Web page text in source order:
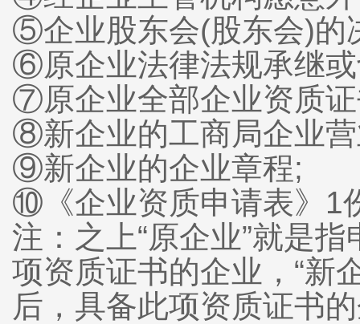
⑤企业股东会(股东会)的
⑥原企业法律法规承继
⑦原企业全部企业资质
⑧新企业的工商局企业
⑨新企业的企业章程;
⑩《企业资质申请表》1
注：之上“原企业”就是
项资质证书的企业，“新
后，具备此项资质证书